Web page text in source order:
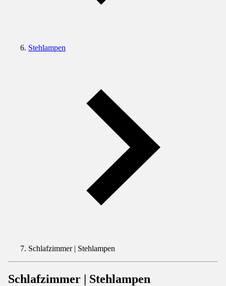
Stehlampen
Schlafzimmer | Stehlampen
Schlafzimmer | Stehlampen